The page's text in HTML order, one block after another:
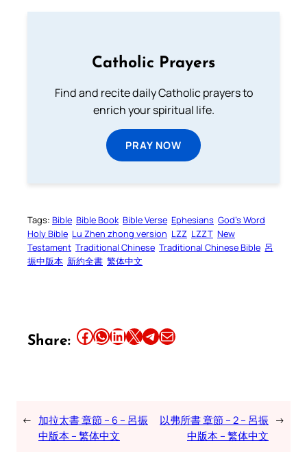
Catholic Prayers
Find and recite daily Catholic prayers to
enrich your spiritual life.
PRAY NOW
Tags: Bible Bible Book Bible Verse Ephesians God’s Word
Holy Bible Lu Zhen zhong version LZZ LZZT New
Testament Traditional Chinese Traditional Chinese Bible 呂
振中版本 新約全書 繁体中文
Share: Share this article on Facebook Share this article on WhatsApp Share this article on LinkedIn Share this article on X Share this article on TelegramEmail this Article
← 加拉太書 章節 – 6 – 呂振
中版本 – 繁体中文
以弗所書 章節 – 2 – 呂振
中版本 – 繁体中文
→